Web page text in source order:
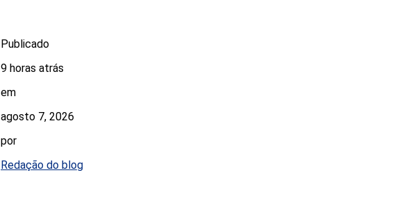
Publicado
9 horas atrás
em
agosto 7, 2026
por
Redação do blog